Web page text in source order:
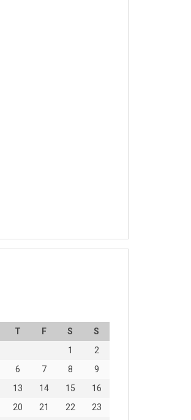
T F S
S
1
2
6 7 8
9
13 14 15
16
20 21 22
23